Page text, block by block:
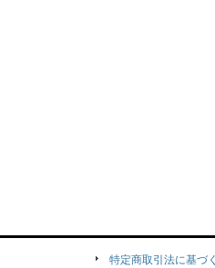
特定商取引法に基づ